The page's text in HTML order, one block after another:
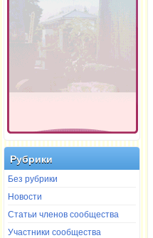
Рубрики
Без рубрики
Новости
Статьи членов сообщества
Участники сообщества